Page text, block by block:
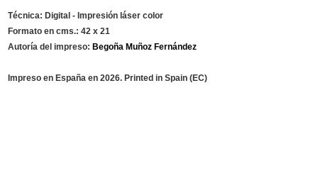
Técnica: Digital - Impresión láser color
Formato en cms.: 42 x 21
Autoría del impreso: Begoña Muñoz Fernández
Impreso en España en 2026. Printed in Spain (EC)